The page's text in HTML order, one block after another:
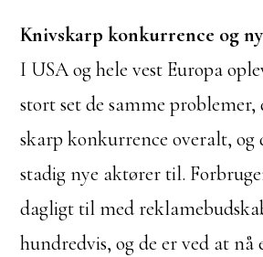
Knivskarp konkurrence og
I USA og hele vest Europa
stort set de samme
skarp konkurrence overalt, og
stadig nye aktører til.
dagligt til med
hundredvis, og de er ved at nå